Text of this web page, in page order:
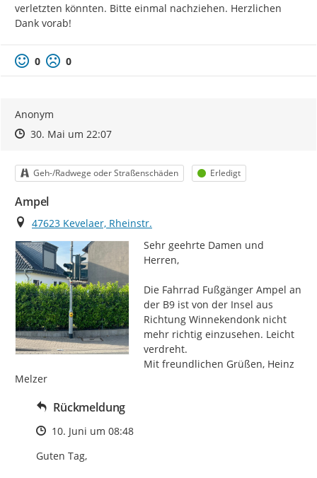
verletzten könnten. Bitte einmal nachziehen. Herzlichen
Dank vorab!
0 0
Anonym
Zeitpunkt des Erstellens
Zeitpunkt des Erstellens
30. Mai um 22:07Zur Äußerung
Kategorie
Geh-/Radwege oder Straßenschäden Status
Erledigt
Ampel
Ort
47623 Kevelaer, Rheinstr.
Sehr geehrte Damen und
Herren,
Die Fahrrad Fußgänger Ampel an
der B9 ist von der Insel aus
Richtung Winnekendonk nicht
mehr richtig einzusehen. Leicht
verdreht.
Mit freundlichen Grüßen, Heinz
Melzer
Rückmeldung
Zeitpunkt des Erstellens
10. Juni um 08:48
Guten Tag,